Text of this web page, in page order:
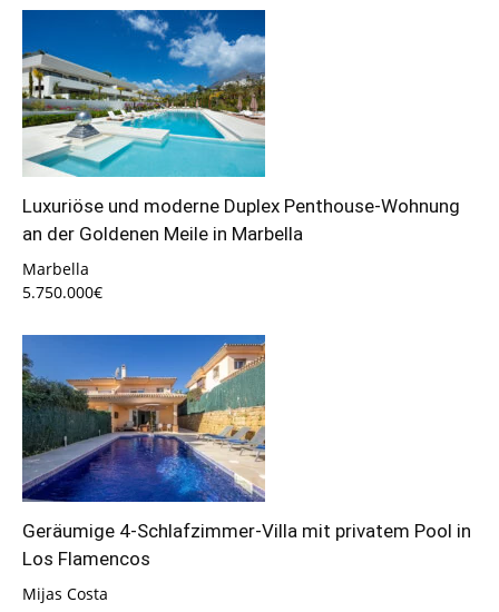
Luxuriöse und moderne Duplex Penthouse-Wohnung
an der Goldenen Meile in Marbella
Marbella
5.750.000€
Geräumige 4-Schlafzimmer-Villa mit privatem Pool in
Los Flamencos
Mijas Costa